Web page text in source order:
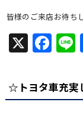
皆様のご来店お待ち
X
☆トヨタ車充実